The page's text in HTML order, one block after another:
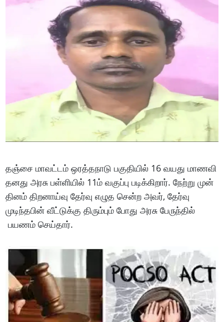
தஞ்சை மாவட்டம் ஒரத்தநாடு பகுதியில் 16 வயது மாணவி
தனது அரசு பள்ளியில் 11ம் வகுப்பு படிக்கிறார். நேற்று முன்
தினம் திறனாய்வு தேர்வு எழுத சென்ற அவர், தேர்வு
முடிந்தபின் வீட்டுக்கு திரும்பும் போது அரசு பேருந்தில்
பயணம் செய்தார்.